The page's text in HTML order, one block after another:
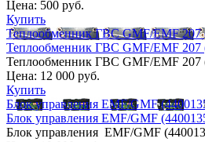
Цена: 500 руб.
Купить
Теплообменник ГВС GMF/EMF 207
Теплообменник ГВС GMF/EMF 207
Теплообменник ГВС GMF/EMF 207
Цена: 12 000 руб.
Купить
Блок управления EMF/GMF
Блок управления EMF/GMF
Блок управления EMF/GMF